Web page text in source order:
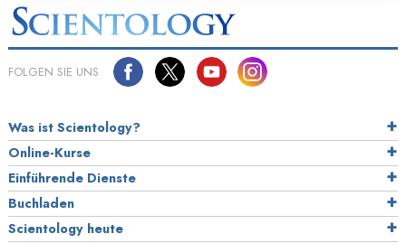
FOLGEN SIE UNS
Was ist Scientology?
Online-Kurse
Einführende Dienste
Buchladen
Scientology heute